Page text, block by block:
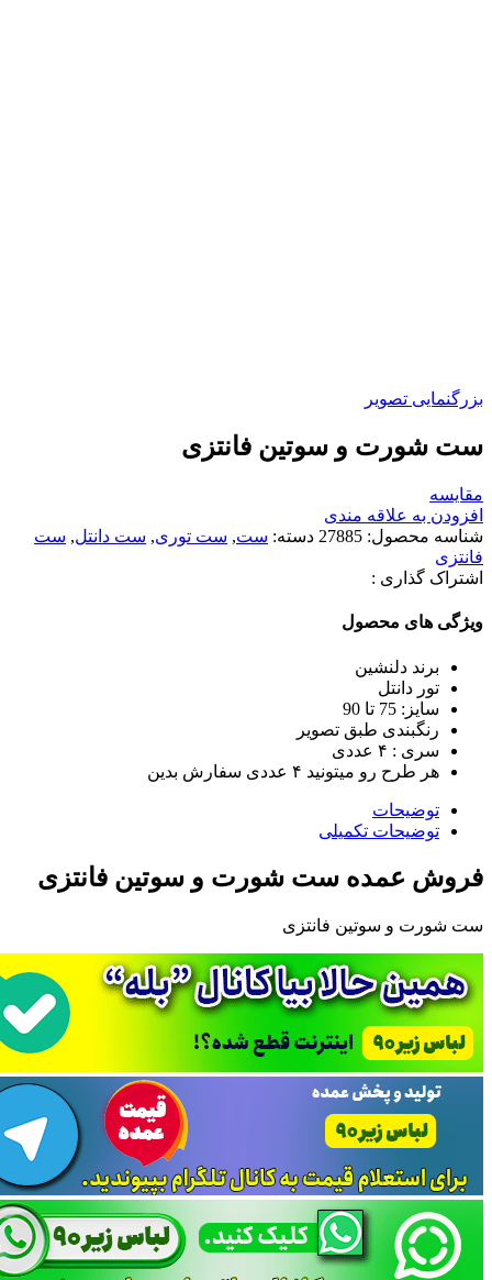
بزرگنمایی تصویر
ست شورت و سوتین فانتزی
مقایسه
افزودن به علاقه مندی
شناسه محصول: 27885 دسته: ست, ست توری, ست دانتل, ست
فانتزی
اشتراک گذاری :
ویژگی های محصول
برند دلنشین
تور دانتل
سایز: 75 تا 90
رنگبندی طبق تصویر
سری : ۴ عددی
هر طرح رو میتونید ۴ عددی سفارش بدین
توضیحات
توضیحات تکمیلی
فروش عمده ست شورت و سوتین فانتزی
ست شورت و سوتین فانتزی